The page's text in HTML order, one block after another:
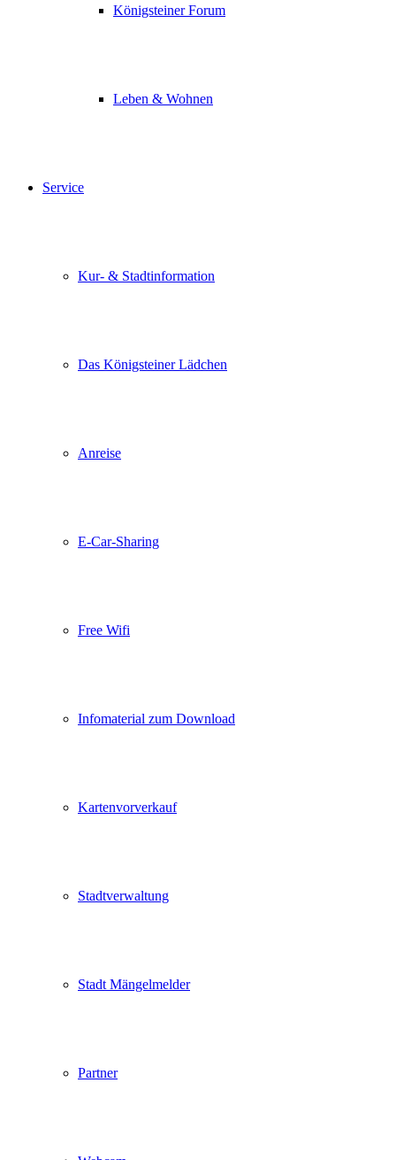
Königsteiner Forum
Leben & Wohnen
Service
Kur- & Stadtinformation
Das Königsteiner Lädchen
Anreise
E-Car-Sharing
Free Wifi
Infomaterial zum Download
Kartenvorverkauf
Stadtverwaltung
Stadt Mängelmelder
Partner